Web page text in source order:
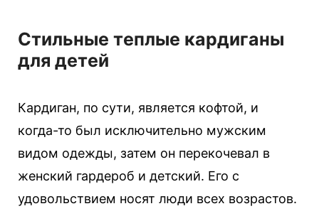
Стильные теплые кардиганы
для детей
Кардиган, по сути, является кофтой, и
когда-то был исключительно мужским
видом одежды, затем он перекочевал в
женский гардероб и детский. Его с
удовольствием носят люди всех возрастов.